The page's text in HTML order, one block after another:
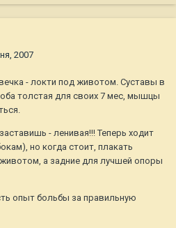
2007
- локти под животом. Суставы в
толстая для своих 7 мес, мышцы
- ленивая!!! Теперь ходит
но когда стоит, плакать
а задние для лучшей опоры
опыт больбы за правильную